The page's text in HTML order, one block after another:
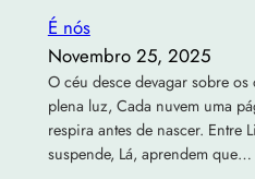
É nós
Novembro 25, 2025
O céu desce devagar sobre
plena luz, Cada nuvem uma
respira antes de nascer. Entre
suspende, Lá, aprendem que…